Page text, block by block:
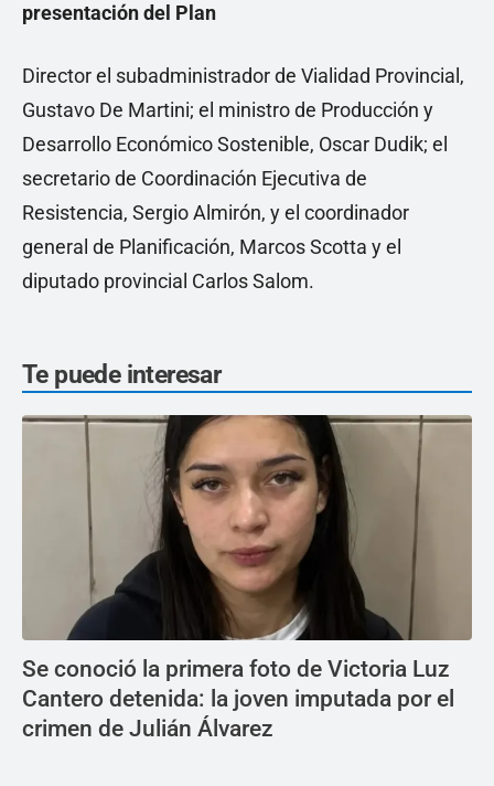
presentación del Plan
Director el subadministrador de Vialidad Provincial,
Gustavo De Martini; el ministro de Producción y
Desarrollo Económico Sostenible, Oscar Dudik; el
secretario de Coordinación Ejecutiva de
Resistencia, Sergio Almirón, y el coordinador
general de Planificación, Marcos Scotta y el
diputado provincial Carlos Salom.
Te puede interesar
Se conoció la primera foto de Victoria Luz
Cantero detenida: la joven imputada por el
crimen de Julián Álvarez